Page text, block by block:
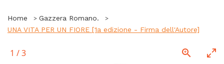
Home
Gazzera Romano.
UNA VITA PER UN FIORE [1a edizione - Firma dell'Autore]
1 /3